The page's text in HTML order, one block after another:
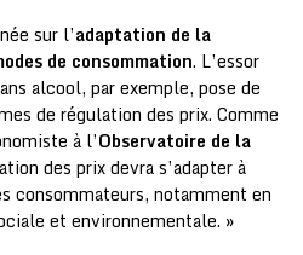
sur l’adaptation de la
de consommation. L’essor
alcool, par exemple, pose de
de régulation des prix. Comme
à l’Observatoire de la
des prix devra s’adapter à
consommateurs, notamment en
et environnementale. »